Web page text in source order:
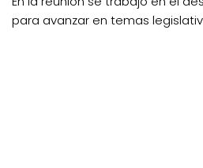
para avanzar en temas